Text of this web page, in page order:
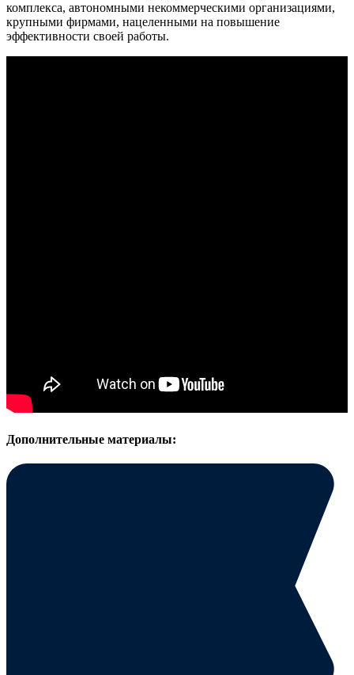
комплекса, автономными некоммерческими организациями,
крупными фирмами, нацеленными на повышение
эффективности своей работы.
Дополнительные материалы: